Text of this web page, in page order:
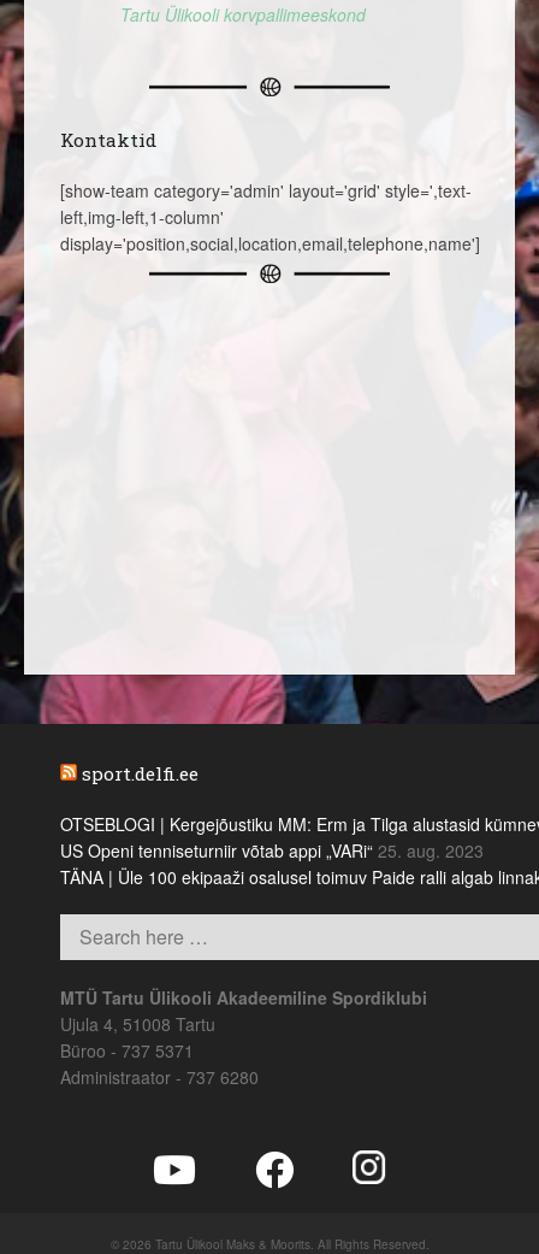
Tartu Ülikooli korvpallimeeskond
Kontaktid
[show-team category='admin' layout='grid' style=',text-
left,img-left,1-column'
display='position,social,location,email,telephone,name']
sport.delfi.ee
OTSEBLOGI | Kergejõustiku MM: Erm ja Tilga alustasid
US Openi tenniseturniir võtab appi „VARi“ 25. aug. 2023
TÄNA | Üle 100 ekipaaži osalusel toimuv Paide ralli algab
MTÜ Tartu Ülikooli Akadeemiline Spordiklubi
Ujula 4, 51008 Tartu
Büroo - 737 5371
Administraator - 737 6280
© 2026 Tartu Ülikool Maks & Moorits. All Rights Reserved.